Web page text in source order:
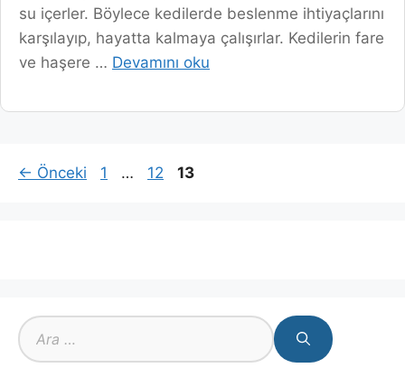
su içerler. Böylece kedilerde beslenme ihtiyaçlarını
karşılayıp, hayatta kalmaya çalışırlar. Kedilerin fare
ve haşere … Devamını oku
← Önceki Sayfa
1 … Sayfa
12 Sayfa
13
için
ara